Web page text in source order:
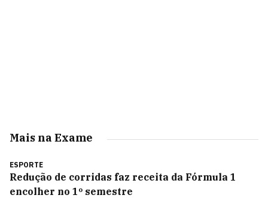
Mais na Exame
ESPORTE
Redução de corridas faz receita da Fórmula 1
encolher no 1º semestre